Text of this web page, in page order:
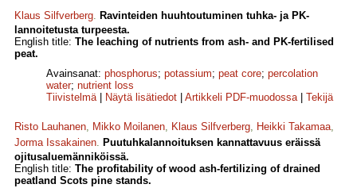
Klaus Silfverberg. Ravinteiden huuhtoutuminen tuhka- ja PK-
lannoitetusta turpeesta.
English title: The leaching of nutrients from ash- and PK-fertilised
peat.
Avainsanat: phosphorus; potassium; peat core; percolation
water; nutrient loss
Tiivistelmä| Näytä lisätiedot Artikkeli PDF-muodossa| Tekijä
Risto Lauhanen, Mikko Moilanen, Klaus Silfverberg, Heikki Takamaa,
Jorma Issakainen. Puutuhkalannoituksen kannattavuus eräissä
ojitusaluemänniköissä.
English title: The profitability of wood ash-fertilizing of drained
peatland Scots pine stands.